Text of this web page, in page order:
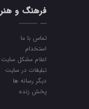
فرهنگ و هنر
تماس با ما
استخدام
اعلام مشکل سایت
تبلیغات در سایت
دیگر رسانه ها
پخش زنده